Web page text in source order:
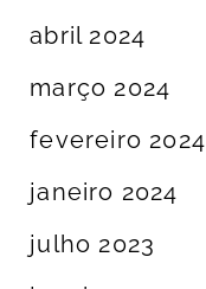
abril 2024
março 2024
fevereiro 2024
janeiro 2024
julho 2023